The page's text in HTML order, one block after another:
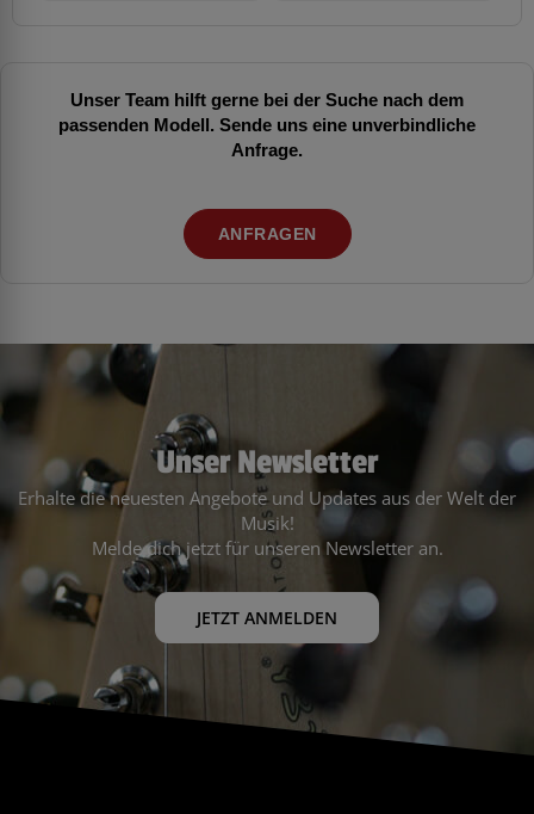
Unser Team hilft gerne bei der Suche nach dem
passenden Modell. Sende uns eine unverbindliche
Anfrage.
ANFRAGEN
Unser Newsletter
Erhalte die neuesten Angebote und Updates aus der Welt der
Musik!
Melde dich jetzt für unseren Newsletter an.
JETZT ANMELDEN